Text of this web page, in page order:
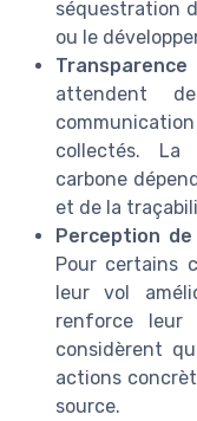
séquestration
ou le
attendent
collectés. La
carbone
et de la
Perception
Pour certains
leur vol
renforce leur
considèrent
actions
source.